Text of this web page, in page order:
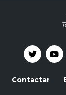
Contactar